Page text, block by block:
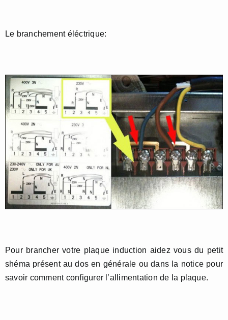
Le branchement éléctrique:
Pour brancher votre plaque induction aidez vous du petit
shéma présent au dos en générale ou dans la notice pour
savoir comment configurer l’allimentation de la plaque.